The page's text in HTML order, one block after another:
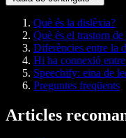
Què és la dislèxia?
Què és el trastorn
Diferències entre la
Hi ha connexió
Speechify: eina de
Preguntes freqüents
Articles